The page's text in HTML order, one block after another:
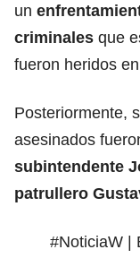
un
criminales que
fueron heridos
Posteriormente,
asesinados
subintendente
patrullero
#NoticiaW |